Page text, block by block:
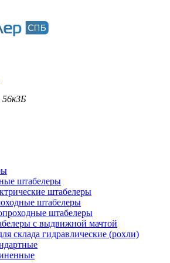
56к3Б
штабелеры
штабелеры
штабелеры
штабелеры
с выдвижной мачтой
склада гидравлические (рохли)